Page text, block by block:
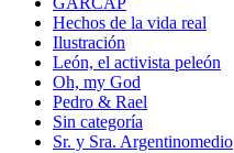
Hechos de la vida real
Ilustración
León, el activista peleón
Oh, my God
Pedro & Rael
Sin categoría
Sr. y Sra. Argentinomedio